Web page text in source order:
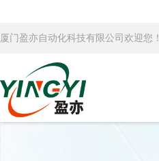
厦门盈亦自动化科技有限公司欢迎您！